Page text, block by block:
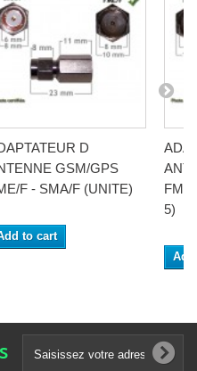
D
GSM/GPS
F - SMA/F (UNITE)
to cart
5)